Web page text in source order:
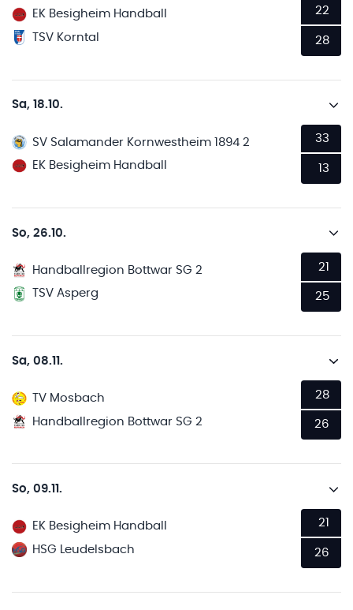
EK Besigheim Handball
TSV Korntal
22
28
Sa, 18.10.
SV Salamander Kornwestheim 1894 2
EK Besigheim Handball
33
13
So, 26.10.
Handballregion Bottwar SG 2
TSV Asperg
21
25
Sa, 08.11.
TV Mosbach
Handballregion Bottwar SG 2
28
26
So, 09.11.
EK Besigheim Handball
HSG Leudelsbach
21
26